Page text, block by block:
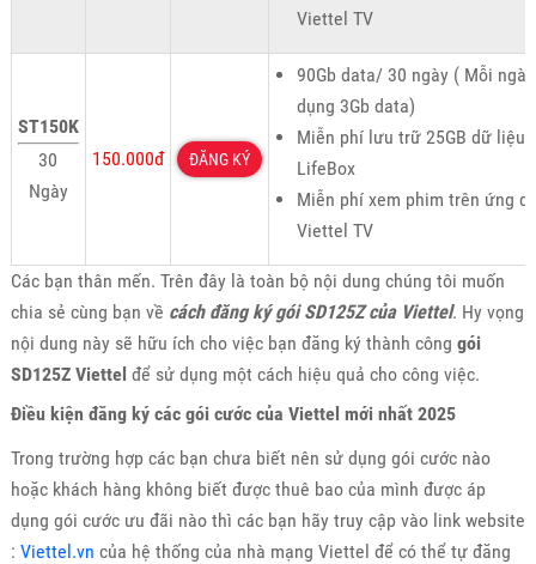
Viettel TV
ST150K
30
Ngày
150.000đ ĐĂNG KÝ
90Gb data/ 30 ngày ( Mỗi
dụng 3Gb data)
Miễn phí lưu trữ 25GB dữ liệu
LifeBox
Miễn phí xem phim trên ứng
Viettel TV
Các bạn thân mến. Trên đây là toàn bộ nội dung chúng tôi muốn
chia sẻ cùng bạn về cách đăng ký gói SD125Z của Viettel. Hy vọng
nội dung này sẽ hữu ích cho việc bạn đăng ký thành công gói
SD125Z Viettel để sử dụng một cách hiệu quả cho công việc.
Điều kiện đăng ký các gói cước của Viettel mới nhất 2025
Trong trường hợp các bạn chưa biết nên sử dụng gói cước nào
hoặc khách hàng không biết được thuê bao của mình được áp
dụng gói cước ưu đãi nào thì các bạn hãy truy cập vào link website
: Viettel.vn của hệ thống của nhà mạng Viettel để có thể tự đăng